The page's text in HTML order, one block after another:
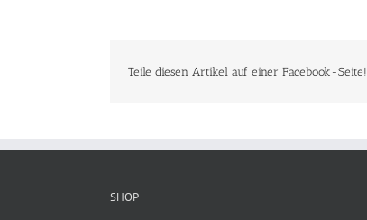
Teile diesen Artikel auf einer Facebook-Seite!
SHOP